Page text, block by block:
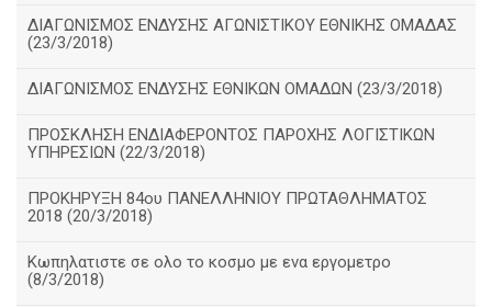
ΔΙΑΓΩΝΙΣΜΟΣ ΕΝΔΥΣΗΣ ΑΓΩΝΙΣΤΙΚΟΥ ΕΘΝΙΚΗΣ ΟΜΑΔΑΣ
(23/3/2018)
ΔΙΑΓΩΝΙΣΜΟΣ ΕΝΔΥΣΗΣ ΕΘΝΙΚΩΝ ΟΜΑΔΩΝ (23/3/2018)
ΠΡΟΣΚΛΗΣΗ ΕΝΔΙΑΦΕΡΟΝΤΟΣ ΠΑΡΟΧΗΣ ΛΟΓΙΣΤΙΚΩΝ
ΥΠΗΡΕΣΙΩΝ (22/3/2018)
ΠΡΟΚΗΡΥΞΗ 84ου ΠΑΝΕΛΛΗΝΙΟΥ ΠΡΩΤΑΘΛΗΜΑΤΟΣ
2018 (20/3/2018)
Κωπηλατιστε σε ολο το κοσμο με ενα εργομετρο
(8/3/2018)